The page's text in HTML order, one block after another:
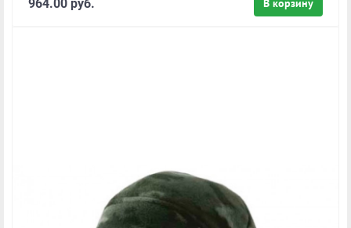
В корзину
964.00 руб.